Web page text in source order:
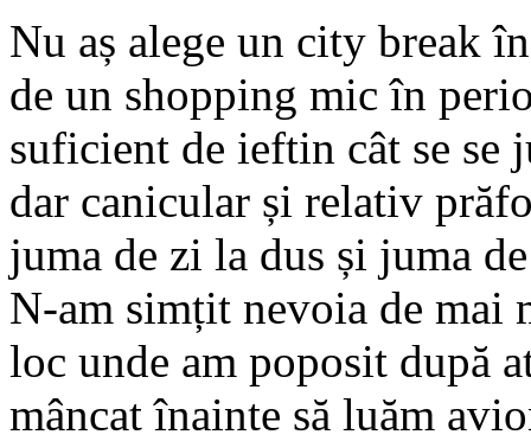
Nu aș alege un city break
de un shopping mic în
suficient de ieftin cât se se
dar canicular și relativ
juma de zi la dus și juma
N-am simțit nevoia de mai
loc unde am poposit după
mâncat înainte să luăm